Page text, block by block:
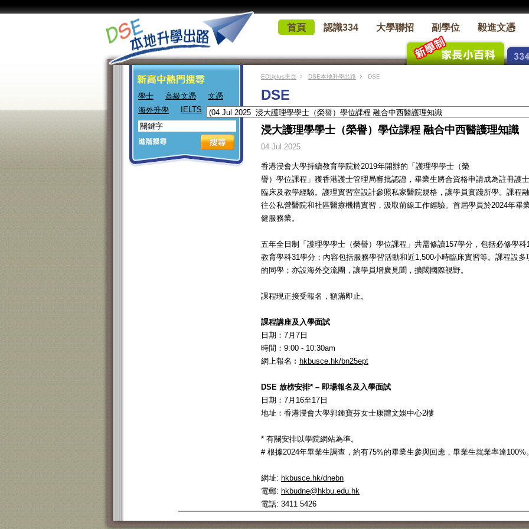
首頁 認識334 大學聯招 副學位 毅進文憑
學士 高級文憑
文憑
海外升學
IELTS
EDUplus主頁 DSE本地升學出路 DSE
DSE
浸大護理學學士（榮譽）學位課程 融合中西醫護理知識
04 Jul 2025
香港浸會大學持續教育學院於2019年開辦的「護理學學士（榮
譽）學位課程」獲香港護士管理局審批認證，畢業生將合資格申請成為註冊護
臨床及教學經驗。護理實習室設計參照私家醫院規格，讓學員實踐所學。課程
往公私營醫院和社區醫療機構實習，汲取前線工作經驗。首屆學員於2024年畢
健服務業。
五年全日制「護理學學士（榮譽）學位課程」共需修讀157學分，包括必修學
教育學科31學分；內容包括服務學習活動和近1,500小時臨床實習等。課程設
的同學；亦設海外交流團，讓學員增廣見聞，擴闊國際視野。
課程現正接受報名，額滿即止。
課程講座及入學面試
日期：7月7日
時間：9:00 - 10:30am
網上報名︰ hkbusce.hk/bn25ept
DSE 放榜安排* – 即場報名及入學面試
日期：7月16至17日
地址：香港浸會大學郭鍾寶芬女士康體文娛中心2樓
* 有關安排以學院網站為準。
# 根據2024年畢業生調查，約有75%的畢業生參與回應，畢業生就業率達100%
網址: hkbusce.hk/dnebn
電郵: hkbudne@hkbu.edu.hk
電話: 3411 5426